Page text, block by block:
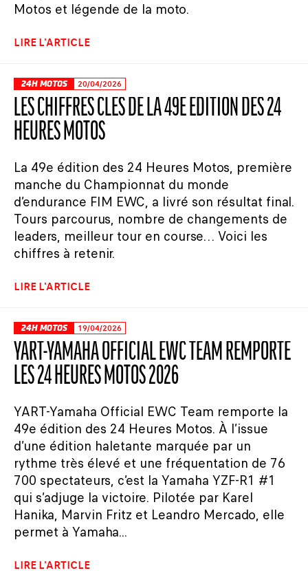
Motos et légende de la moto.
LIRE L'ARTICLE
24H MOTOS 20/04/2026
LES CHIFFRES CLÉS DE LA 49E ÉDITION DES 24
HEURES MOTOS
La 49e édition des 24 Heures Motos, première
manche du Championnat du monde
d’endurance FIM EWC, a livré son résultat final.
Tours parcourus, nombre de changements de
leaders, meilleur tour en course… Voici les
chiffres à retenir.
LIRE L'ARTICLE
24H MOTOS 19/04/2026
YART-YAMAHA OFFICIAL EWC TEAM REMPORTE
LES 24 HEURES MOTOS 2026
YART-Yamaha Official EWC Team remporte la
49e édition des 24 Heures Motos. À l’issue
d’une édition haletante marquée par un
rythme très élevé et une fréquentation de 76
700 spectateurs, c’est la Yamaha YZF-R1 #1
qui s’adjuge la victoire. Pilotée par Karel
Hanika, Marvin Fritz et Leandro Mercado, elle
permet à Yamaha...
LIRE L'ARTICLE